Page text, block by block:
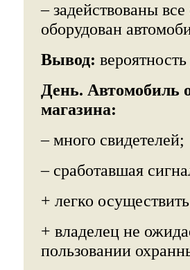
– задействованы
оборудован
Вывод:
День. Автомобиль
магазина:
– много свидетелей;
– сработавшая
+ легко
+ владелец не
пользовании